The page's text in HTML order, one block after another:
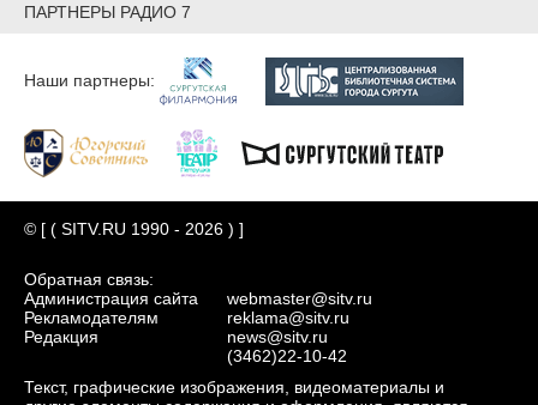
ПАРТНЕРЫ РАДИО 7
Наши партнеры:
© [ ( SITV.RU 1990 - 2026 ) ]
Обратная связь:
Администрация сайта
Рекламодателям
Редакция
webmaster@sitv.ru
reklama@sitv.ru
news@sitv.ru
(3462)22-10-42
Текст, графические изображения, видеоматериалы и